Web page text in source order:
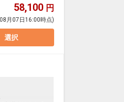
なプランもござ
58,100 円
月07日16:00時点)
選択